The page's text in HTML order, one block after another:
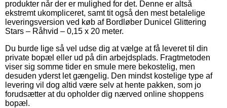
produkter når der er mulighed for det. Denne er altså
ekstremt ukompliceret, samt tit også den mest betalelige
leveringsversion ved køb af Bordløber Dunicel Glittering
Stars – Råhvid – 0,15 x 20 meter.
Du burde lige så vel udse dig at vælge at få leveret til din
private bopæl eller ud på din arbejdsplads. Fragtmetoden
viser sig somme tider en smule mere bekostelig, men
desuden yderst let gængelig. Den mindst kostelige type af
levering vil dog altid være selv at hente pakken, som jo
forudsætter at du opholder dig nærved online shoppens
bopæl.